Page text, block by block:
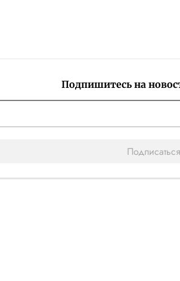
Подпишитесь на
Подписаться